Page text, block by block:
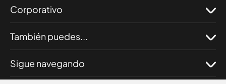
Corporativo
También puedes...
Sigue navegando